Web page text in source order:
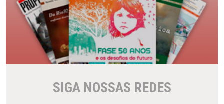
SIGA NOSSAS REDES